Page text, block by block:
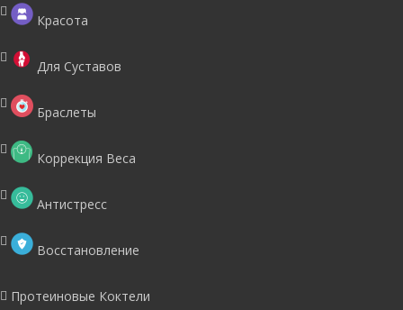
Красота
Для Суставов
Браслеты
Коррекция Веса
Антистресс
Восстановление
Протеиновые Коктели